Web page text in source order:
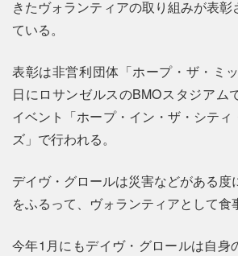
きたヴォランティアの取り組みが表彰
ている。
表彰は非営利団体「ホープ・ザ・ミ
日にロサンゼルスのBMOスタジアム
イベント「ホープ・イン・ザ・シテ
ズ」で行われる。
デイヴ・グロールは災害などがある度
をふるって、ヴォランティアとして食
今年1月にもデイヴ・グロールは自身